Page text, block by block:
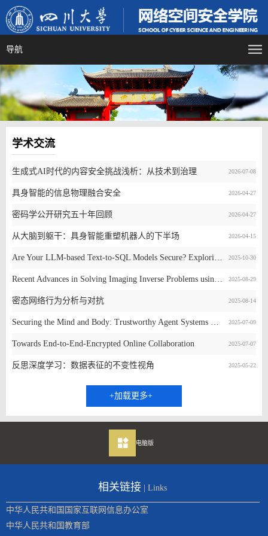
导航
学术交流
2026-07-08
生成式AI时代的内容安全挑战浅析：从技术到治理
2026-04-27
具身智能的信息物理融合安全
2026-04-27
密码学公开研究五十年回顾
2026-04-15
从大脑到躯干：具身智能重塑机器人的下半场
2025-10-30
2025-08-29
2025-08-14
密态网络行为分析与对抗
2025-07-09
2025-07-07
Towards End-to-End-Encrypted Online Collaboration
2025-05-22
反思深度学习：数据表征的不变性视角
+加载更多+
电脑版
相关链接 | Links
中华人民共和国国家互联网信息办公室
中华人民共和国教育部